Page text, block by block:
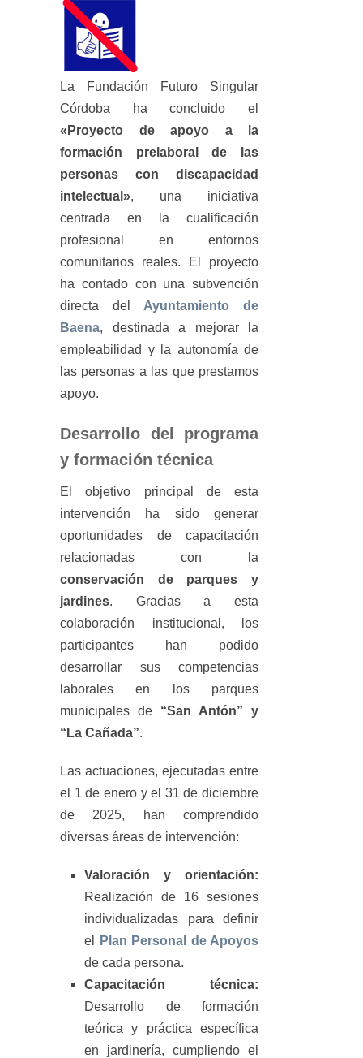
La Fundación Futuro Singular
Córdoba ha concluido el
«Proyecto de apoyo a la
formación prelaboral de las
personas con discapacidad
intelectual», una iniciativa
centrada en la cualificación
profesional en entornos
comunitarios reales. El proyecto
ha contado con una subvención
directa del Ayuntamiento de
Baena, destinada a mejorar la
empleabilidad y la autonomía de
las personas a las que prestamos
apoyo.
Desarrollo del programa
y formación técnica
El objetivo principal de esta
intervención ha sido generar
oportunidades de capacitación
relacionadas con la
conservación de parques y
jardines. Gracias a esta
colaboración institucional, los
participantes han podido
desarrollar sus competencias
laborales en los parques
municipales de “San Antón” y
“La Cañada”.
Las actuaciones, ejecutadas entre
el 1 de enero y el 31 de diciembre
de 2025, han comprendido
diversas áreas de intervención:
Valoración y orientación:
Realización de 16 sesiones
individualizadas para definir
el
Plan Personal de Apoyos
de cada persona.
Capacitación técnica:
Desarrollo de formación
teórica y práctica específica
en jardinería, cumpliendo el